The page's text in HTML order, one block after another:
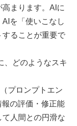
まります。AIに
を「使いこなし
ることが重要で
、どのようなスキ
プロンプトエン
の評価・修正能
人間との円滑な